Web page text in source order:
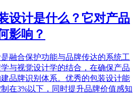
设计是什么？它对产品
影响？
融合保护功能与品牌传达的系统工
与视觉设计学的结合，在确保产品
品牌识别体系。优秀的包装设计能
在3%以下，同时提升品牌价值感知